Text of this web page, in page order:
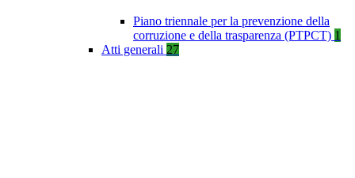
Piano triennale per la prevenzione della
corruzione e della trasparenza (PTPCT) 1
Atti generali 27